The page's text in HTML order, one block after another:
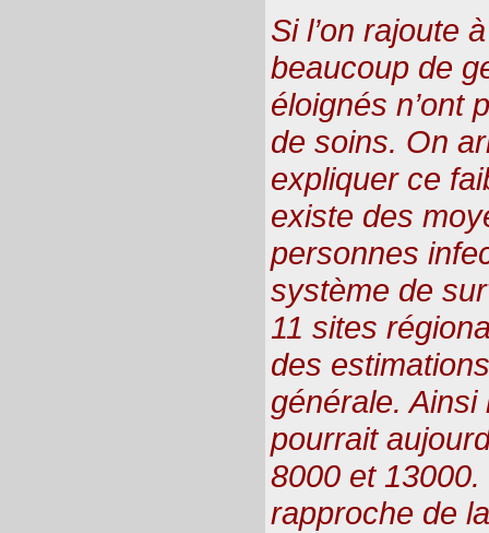
Si l’on rajoute
beaucoup de
éloignés n’ont
de soins. On
expliquer ce
existe des
personnes
système de
11 sites
des
générale.
pourrait
8000 et
rapproche de